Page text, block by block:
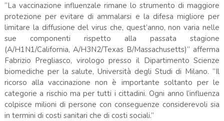
“La vaccinazione influenzale rimane lo strumento di maggiore
protezione per evitare di ammalarsi e la difesa migliore per
limitare la diffusione del virus che, quest’anno, non varia nelle
sue componenti rispetto alla passata stagione
(A/H1N1/California, A/H3N2/Texas B/Massachusetts)” afferma
Fabrizio Pregliasco, virologo presso il Dipartimento Scienze
biomediche per la salute, Università degli Studi di Milano. “Il
ricorso alla vaccinazione non è importante soltanto per le
categorie a rischio ma per tutti i cittadini. Ogni anno l’influenza
colpisce milioni di persone con conseguenze considerevoli sia
in termini di costi sanitari che di costi sociali.”